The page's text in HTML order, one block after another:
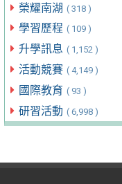
榮耀南湖 ( 318 )
學習歷程 ( 109 )
升學訊息 ( 1,152 )
活動競賽 ( 4,149 )
國際教育 ( 93 )
研習活動 ( 6,998 )